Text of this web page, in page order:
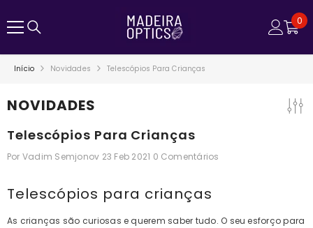
0
0
Início Novidades Telescópios Para Crianças
NOVIDADES
Telescópios Para Crianças
Por Vadim Semjonov 23 Feb 2021 0 Comentários
Telescópios para crianças
As crianças são curiosas e querem saber tudo. O seu esforço para